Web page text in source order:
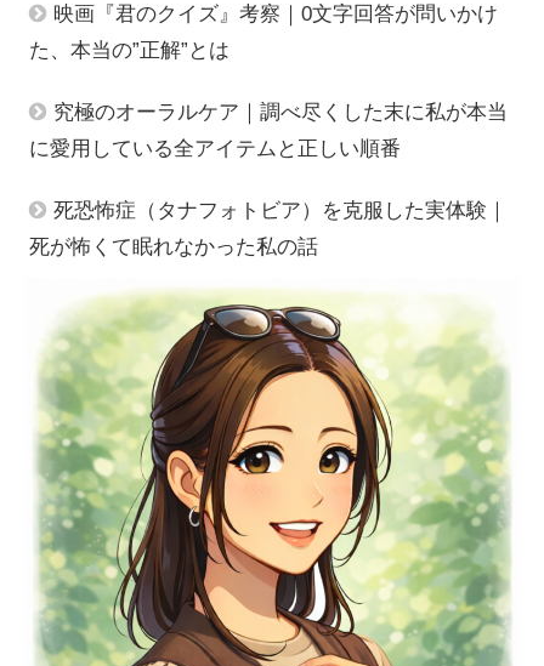
映画『君のクイズ』考察｜0文字回答が問いかけ
た、本当の”正解”とは
究極のオーラルケア｜調べ尽くした末に私が本当
に愛用している全アイテムと正しい順番
死恐怖症（タナフォトビア）を克服した実体験｜
死が怖くて眠れなかった私の話